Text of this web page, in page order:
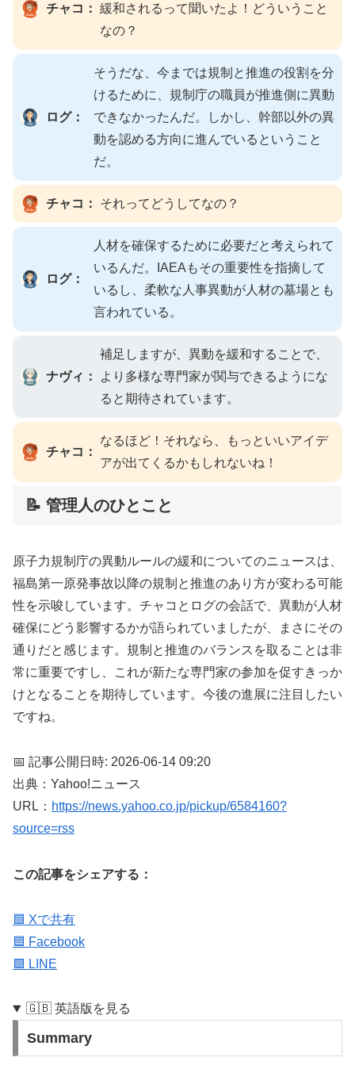
チャコ： 緩和されるって聞いたよ！どういうこと
なの？
ログ：
そうだな、今までは規制と推進の役割を分
けるために、規制庁の職員が推進側に異動
できなかったんだ。しかし、幹部以外の異
動を認める方向に進んでいるということ
だ。
チャコ： それってどうしてなの？
ログ：
人材を確保するために必要だと考えられて
いるんだ。IAEAもその重要性を指摘して
いるし、柔軟な人事異動が人材の墓場とも
言われている。
ナヴィ：
補足しますが、異動を緩和することで、
より多様な専門家が関与できるようにな
ると期待されています。
チャコ：
なるほど！それなら、もっといいアイデ
アが出てくるかもしれないね！
📝 管理人のひとこと
原子力規制庁の異動ルールの緩和についてのニュースは、
福島第一原発事故以降の規制と推進のあり方が変わる可能
性を示唆しています。チャコとログの会話で、異動が人材
確保にどう影響するかが語られていましたが、まさにその
通りだと感じます。規制と推進のバランスを取ることは非
常に重要ですし、これが新たな専門家の参加を促すきっか
けとなることを期待しています。今後の進展に注目したい
ですね。
📅 記事公開日時: 2026-06-14 09:20
出典：Yahoo!ニュース
URL： https://news.yahoo.co.jp/pickup/6584160?
source=rss
この記事をシェアする：
🟦 Xで共有
🟦 Facebook
🟩 LINE
🇬🇧 英語版を見る
Summary